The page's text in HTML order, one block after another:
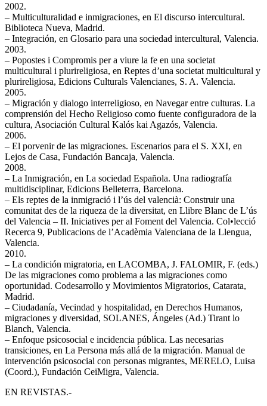
2002.
– Multiculturalidad e inmigraciones, en El discurso intercultural.
Biblioteca Nueva, Madrid.
– Integración, en Glosario para una sociedad intercultural, Valencia.
2003.
– Popostes i Compromis per a viure la fe en una societat
multicultural i plurireligiosa, en Reptes d’una societat multicultural y
plurireligiosa, Edicions Culturals Valencianes, S. A. Valencia.
2005.
– Migración y dialogo interreligioso, en Navegar entre culturas. La
comprensión del Hecho Religioso como fuente configuradora de la
cultura, Asociación Cultural Kalós kai Agazós, Valencia.
2006.
– El porvenir de las migraciones. Escenarios para el S. XXI, en
Lejos de Casa, Fundación Bancaja, Valencia.
2008.
– La Inmigración, en La sociedad Española. Una radiografía
multidisciplinar, Edicions Belleterra, Barcelona.
– Els reptes de la inmigració i l’ús del valencià: Construir una
comunitat des de la riqueza de la diversitat, en Llibre Blanc de L’ús
del Valencia – II. Iniciatives per al Foment del Valencia. Col•lecció
Recerca 9, Publicacions de l’Acadèmia Valenciana de la Llengua,
Valencia.
2010.
– La condición migratoria, en LACOMBA, J. FALOMIR, F. (eds.)
De las migraciones como problema a las migraciones como
oportunidad. Codesarrollo y Movimientos Migratorios, Catarata,
Madrid.
– Ciudadanía, Vecindad y hospitalidad, en Derechos Humanos,
migraciones y diversidad, SOLANES, Ángeles (Ad.) Tirant lo
Blanch, Valencia.
– Enfoque psicosocial e incidencia pública. Las necesarias
transiciones, en La Persona más allá de la migración. Manual de
intervención psicosocial con personas migrantes, MERELO, Luisa
(Coord.), Fundación CeiMigra, Valencia.
EN REVISTAS.-